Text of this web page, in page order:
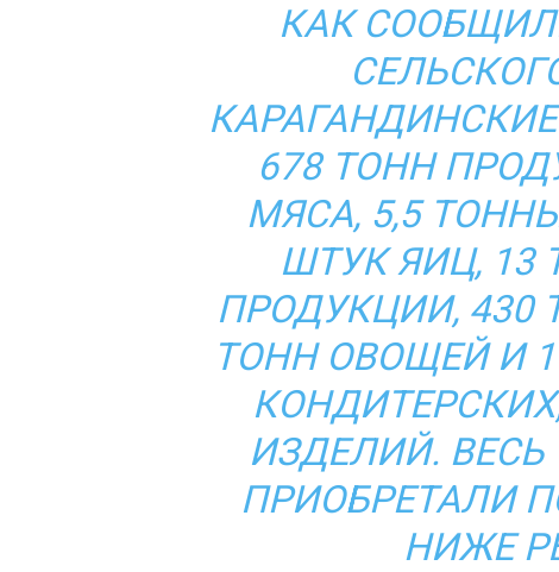
КАК
678 ТОНН
МЯСА, 5,5
ШТУК ЯИЦ,
ПРОДУКЦИИ, 430
ТОНН ОВОЩЕЙ И
ИЗДЕЛИЙ. ВЕСЬ
ПРИОБРЕТАЛИ
НИЖЕ